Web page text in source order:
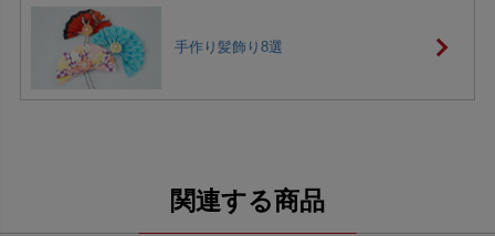
手作り髪飾り8選
関連する商品